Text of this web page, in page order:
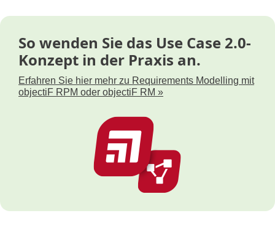
So wenden Sie das Use Case 2.0-
Konzept in der Praxis an.
Erfahren Sie hier mehr zu Requirements Modelling mit
objectiF RPM oder objectiF RM »